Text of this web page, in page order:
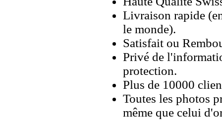
Livraison rapide
le monde).
Satisfait ou
Privé de
protection.
Plus de 10000
Toutes les photos
même que celui